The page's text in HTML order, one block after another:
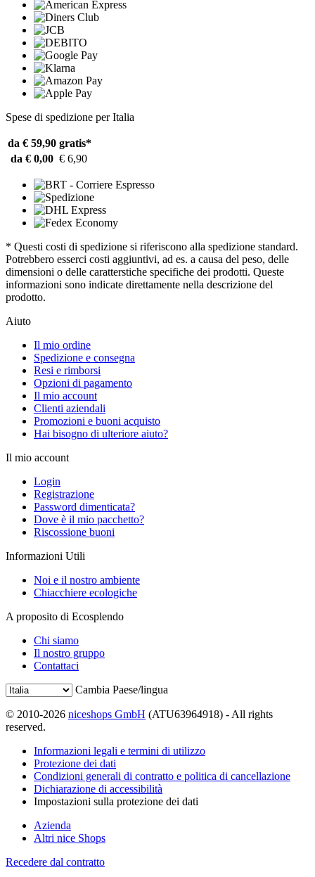
Spese di spedizione per Italia
da € 59,90 gratis*
da € 0,00 € 6,90
* Questi costi di spedizione si riferiscono alla spedizione standard.
Potrebbero esserci costi aggiuntivi, ad es. a causa del peso, delle
dimensioni o delle caratterstiche specifiche dei prodotti. Queste
informazioni sono indicate direttamente nella descrizione del
prodotto.
Aiuto
Il mio ordine
Spedizione e consegna
Resi e rimborsi
Opzioni di pagamento
Il mio account
Clienti aziendali
Promozioni e buoni acquisto
Hai bisogno di ulteriore aiuto?
Il mio account
Login
Registrazione
Password dimenticata?
Dove è il mio pacchetto?
Riscossione buoni
Informazioni Utili
Noi e il nostro ambiente
Chiacchiere ecologiche
A proposito di Ecosplendo
Chi siamo
Il nostro gruppo
Contattaci
Cambia Paese/lingua
© 2010-2026 niceshops GmbH (ATU63964918) - All rights
reserved.
Informazioni legali e termini di utilizzo
Protezione dei dati
Condizioni generali di contratto e politica di cancellazione
Dichiarazione di accessibilità
Impostazioni sulla protezione dei dati
Azienda
Altri nice Shops
Recedere dal contratto